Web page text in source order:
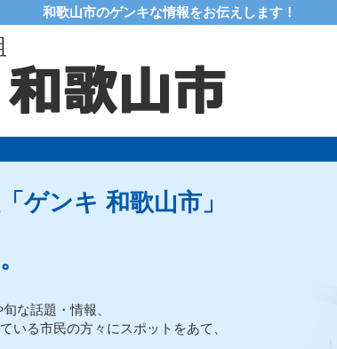
和歌山市のゲンキな情報をお伝えします！
ゲンキ 和歌山市」
な話題・情報、
いる市民の方々にスポットをあて、